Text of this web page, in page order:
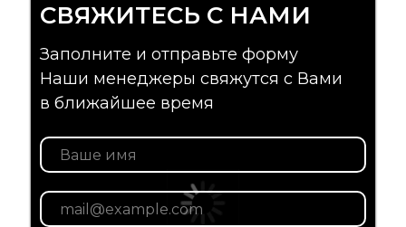
СВЯЖИТЕСЬ С НАМИ
Заполните и отправьте форму
Наши менеджеры свяжутся с Вами
в ближайшее время